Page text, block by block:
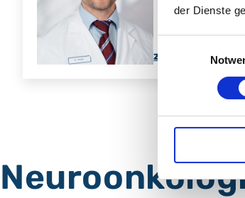
der Dienste
zum Profil